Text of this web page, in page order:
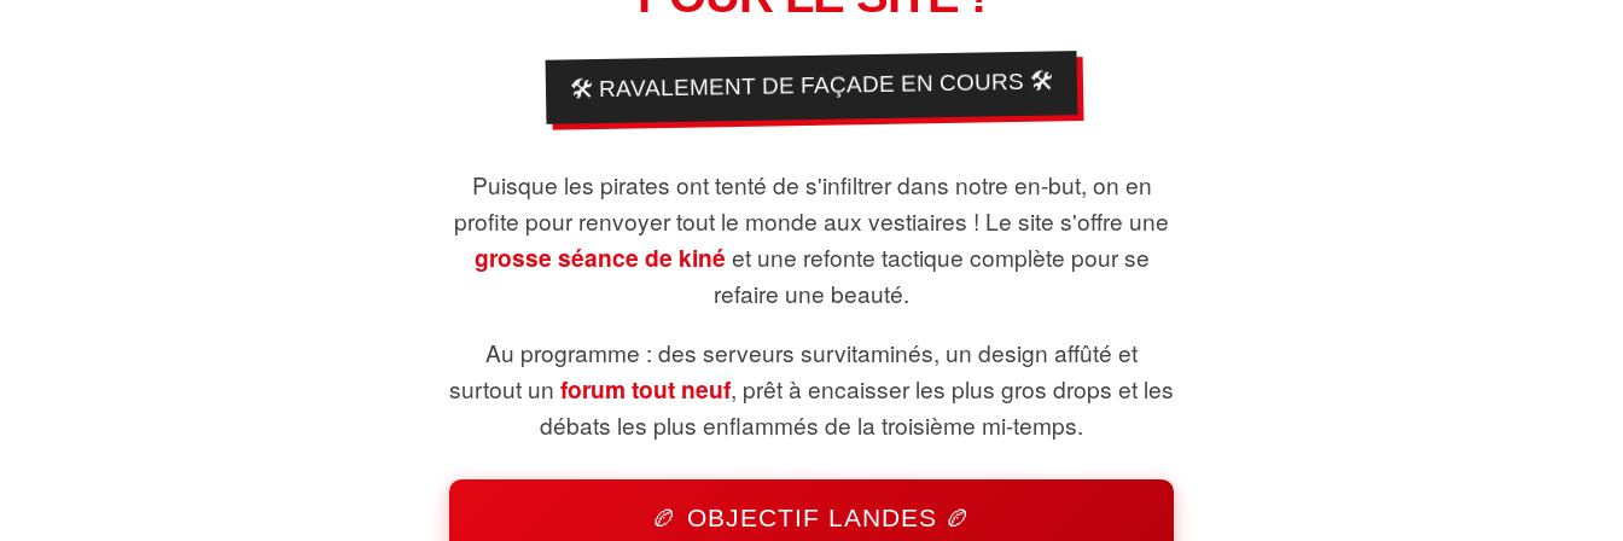
🛠️ RAVALEMENT DE FAÇADE EN COURS 🛠️
Puisque les pirates ont tenté de s'infiltrer dans notre en-but, on en
profite pour renvoyer tout le monde aux vestiaires ! Le site s'offre une
grosse séance de kiné et une refonte tactique complète pour se
refaire une beauté.
Au programme : des serveurs survitaminés, un design affûté et
surtout un forum tout neuf, prêt à encaisser les plus gros drops et les
débats les plus enflammés de la troisième mi-temps.
🏉 OBJECTIF LANDES 🏉